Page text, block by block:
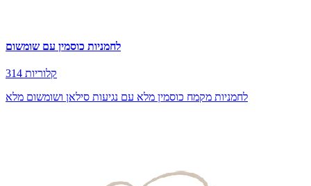
לחמניות כוסמין עם שומשום
314 קלוריות
לחמניות מקמח כוסמין מלא עם נגיעות סילאן ושומשום מלא